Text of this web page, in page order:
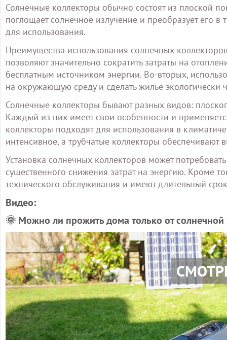
Солнечные коллекторы обычно состоят из плоской
поглощает солнечное излучение и преобразует его в
для использования.
Преимущества использования солнечных
позволяют значительно сократить затраты на
бесплатным источником энергии. Во-вторых,
на окружающую среду и сделать жилье экологически
Солнечные коллекторы бывают разных видов:
Каждый из них имеет свои особенности и
коллекторы подходят для использования в
интенсивное, а трубчатые коллекторы
Установка солнечных коллекторов может
существенного снижения затрат на энергию. Кроме
технического обслуживания и имеют длительный
Видео:
🌞 Можно ли прожить дома только от солнечной